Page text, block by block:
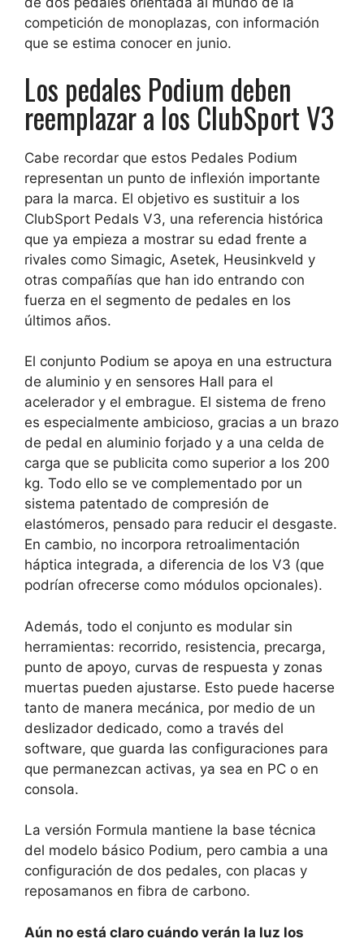
competición de monoplazas, con información
que se estima conocer en junio.
Los pedales Podium deben
reemplazar a los ClubSport V3
Cabe recordar que estos Pedales Podium
representan un punto de inflexión importante
para la marca. El objetivo es sustituir a los
ClubSport Pedals V3, una referencia histórica
que ya empieza a mostrar su edad frente a
rivales como Simagic, Asetek, Heusinkveld y
otras compañías que han ido entrando con
fuerza en el segmento de pedales en los
últimos años.
El conjunto Podium se apoya en una estructura
de aluminio y en sensores Hall para el
acelerador y el embrague. El sistema de freno
es especialmente ambicioso, gracias a un brazo
de pedal en aluminio forjado y a una celda de
carga que se publicita como superior a los 200
kg. Todo ello se ve complementado por un
sistema patentado de compresión de
elastómeros, pensado para reducir el desgaste.
En cambio, no incorpora retroalimentación
háptica integrada, a diferencia de los V3 (que
podrían ofrecerse como módulos opcionales).
Además, todo el conjunto es modular sin
herramientas: recorrido, resistencia, precarga,
punto de apoyo, curvas de respuesta y zonas
muertas pueden ajustarse. Esto puede hacerse
tanto de manera mecánica, por medio de un
deslizador dedicado, como a través del
software, que guarda las configuraciones para
que permanezcan activas, ya sea en PC o en
consola.
La versión Formula mantiene la base técnica
del modelo básico Podium, pero cambia a una
configuración de dos pedales, con placas y
reposamanos en fibra de carbono.
Aún no está claro cuándo verán la luz los